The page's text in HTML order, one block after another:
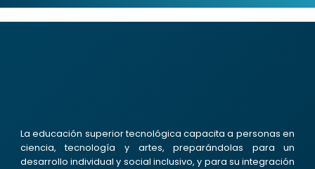
La educación superior tecnológica capacita a personas en
ciencia, tecnología y artes, preparándolas para un
desarrollo individual y social inclusivo, y para su integración